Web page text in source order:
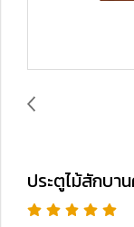
ประตูไม้สักบา